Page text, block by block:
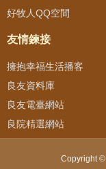
好牧人QQ空間
友情鍊接
擁抱幸福生活播客
良友資料庫
良友電臺網站
良院精選網站
Copyright ©